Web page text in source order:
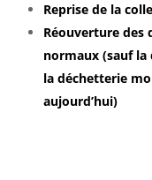
Reprise de la
Réouverture des
normaux (sauf la
la déchetterie
aujourd’hui)